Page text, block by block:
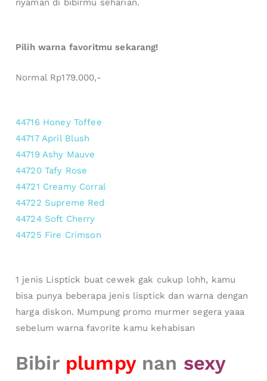
nyaman di bibirmu seharian.
Pilih warna favoritmu sekarang!
Normal Rp179.000,-
44716 Honey Toffee
44717 April Blush
44719 Ashy Mauve
44720 Tafy Rose
44721 Creamy Corral
44722 Supreme Red
44724 Soft Cherry
44725 Fire Crimson
1 jenis Lisptick buat cewek gak cukup lohh, kamu
bisa punya beberapa jenis lisptick dan warna dengan
harga diskon. Mumpung promo murmer segera yaaa
sebelum warna favorite kamu kehabisan
Bibir plumpynan sexy